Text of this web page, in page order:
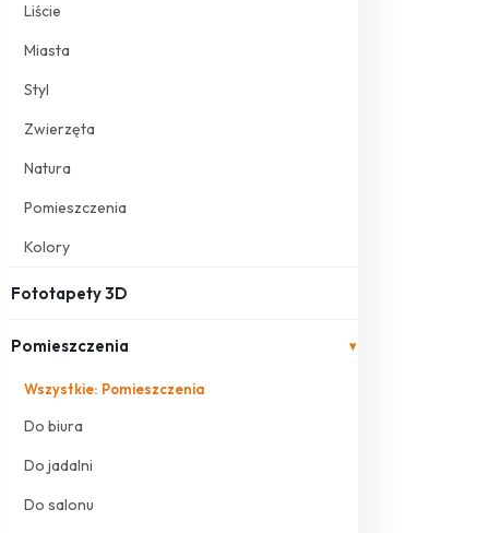
Liście
Miasta
Styl
Zwierzęta
Natura
Pomieszczenia
Kolory
Fototapety 3D
Pomieszczenia ▾
Wszystkie: Pomieszczenia
Do biura
Do jadalni
Do salonu